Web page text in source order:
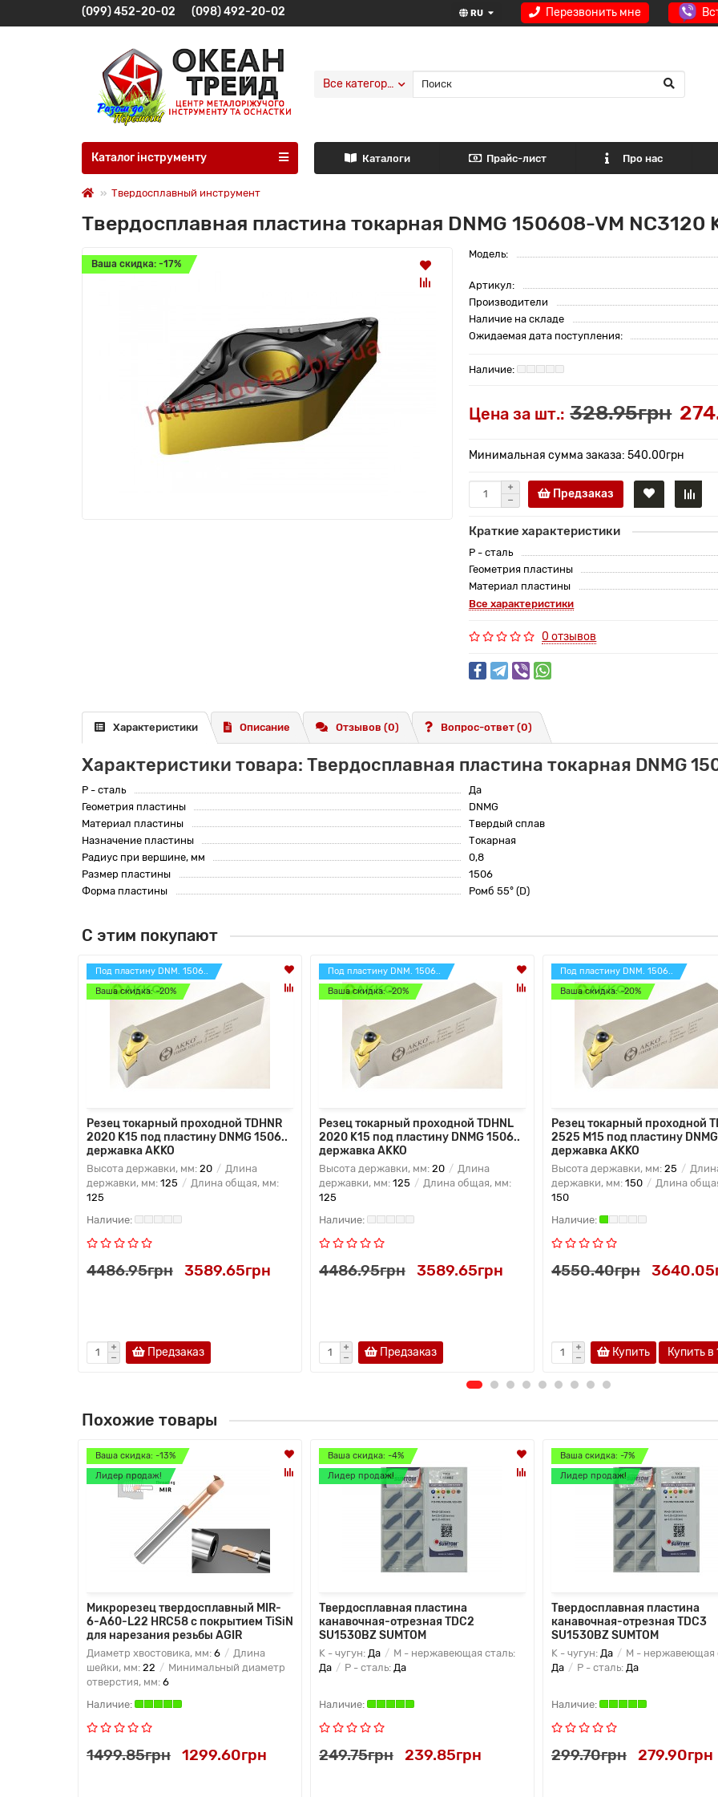
Перезвонить мне
RU
(099) 452-20-02 (098) 492-20-02
Все категории
Каталог інструменту Каталоги Прайс-лист Про нас
Твердосплавный инструмент
Твердосплавная пластина токарная DNMG 150608-VM NC3120
Ваша скидка: -17%
Модель:
Артикул:
Производители
Наличие на складе
Ожидаемая дата поступления:
Цена за шт.: 328.95грн
Минимальная сумма заказа: 540.00грн
Предзаказ
Краткие характеристики
P - сталь
Геометрия пластины
Материал пластины
Все характеристики
0 отзывов
Характеристики Описание Отзывов (0) Вопрос-ответ (0)
Характеристики товара: Твердосплавная пластина токарная DNMG
P - сталь
Да
Геометрия пластины
DNMG
Материал пластины
Твердый сплав
Назначение пластины
Токарная
Радиус при вершине, мм
0,8
Размер пластины
1506
Форма пластины
Ромб 55° (D)
С этим покупают
Под пластину DNM. 1506..
Ваша скидка: -20%
Резец токарный проходной TDHNR
2020 K15 под пластину DNMG 1506..
державка AKKO
Высота державки, мм: 20
Длина
державки, мм: 125
Длина общая, мм:
125
4486.95грн 3589.65грн
Предзаказ
Под пластину DNM. 1506..
Ваша скидка: -20%
Резец токарный проходной TDHNL
2020 K15 под пластину DNMG 1506..
державка AKKO
Высота державки, мм: 20
Длина
державки, мм: 125
Длина общая, мм:
125
4486.95грн 3589.65грн
Предзаказ
Под пластину DNM. 1506..
Ваша скидка: -20%
Резец токарный проходной
2525 M15 под пластину
державка AKKO
Высота державки, мм: 25
державки, мм: 150
Длина
150
4550.40грн
Купить Купить в
Похожие товары
Ваша скидка: -13%
Лидер продаж!
Микрорезец твердосплавный MIR-
6-A60-L22 HRC58 с покрытием TiSiN
для нарезания резьбы AGIR
Диаметр хвостовика, мм: 6
Длина
шейки, мм: 22
Минимальный диаметр
отверстия, мм: 6
1499.85грн 1299.60грн
Ваша скидка: -4%
Лидер продаж!
Твердосплавная пластина
канавочная-отрезная TDC2
SU1530BZ SUMTOM
K - чугун: Да
M - нержавеющая сталь:
Да
P - сталь: Да
249.75грн 239.85грн
Ваша скидка: -7%
Лидер продаж!
Твердосплавная пластина
канавочная-отрезная TDC3
SU1530BZ SUMTOM
K - чугун: Да
M - нержавеющая
Да
P - сталь: Да
299.70грн 279.90грн